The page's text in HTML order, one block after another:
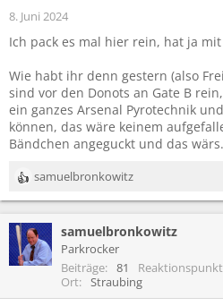
8. Juni 2024
Ich pack es mal hier rein, hat ja
Wie habt ihr denn gestern (also
sind vor den Donots an Gate B
ein ganzes Arsenal Pyrotechnik
können, das wäre keinem
Bändchen angeguckt und das wärs.
R
e
k
t
i
n
samuelbronkowitz
samuelbronkowitz
Parkrocker
Beiträge
81
Ort
Straubing